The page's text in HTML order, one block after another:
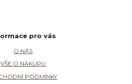
pro vás
O NÁS
VŠE O NÁKUPU
PODMÍNKY